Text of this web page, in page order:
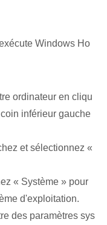
Windows Ho
ordinateur en cliqu
inférieur gauche
et sélectionnez «
« Système » pour
d'exploitation.
des paramètres sys